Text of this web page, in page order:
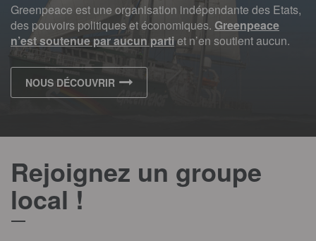
Greenpeace est une organisation indépendante des Etats,
des pouvoirs politiques et économiques. Greenpeace
n’est soutenue par aucun partiet n’en soutient aucun.
Allez plus loin et découvrez nos valeurs, nos missions,
NOUS DÉCOUVRIR
Rejoignez un groupe
local !